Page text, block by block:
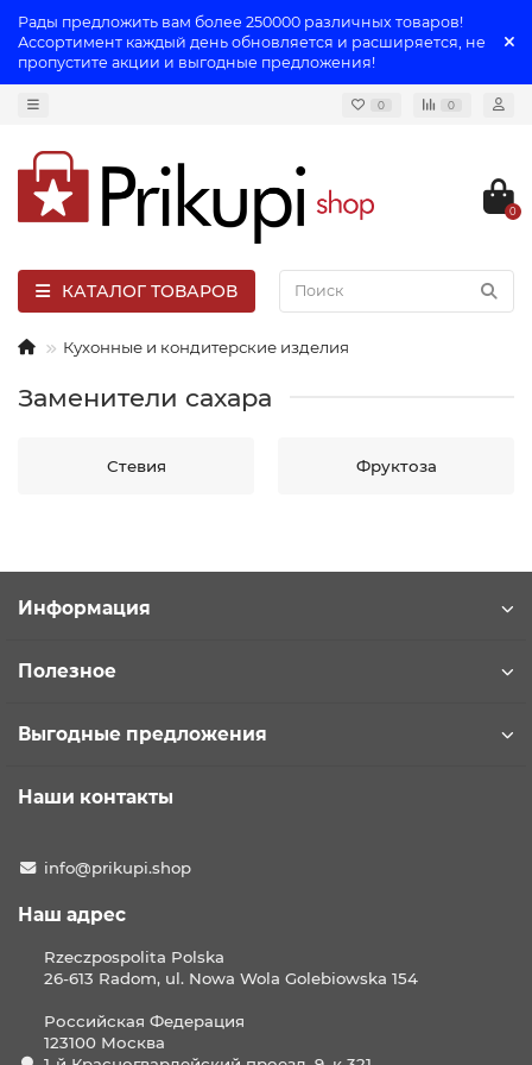
Рады предложить вам более 250000 различных товаров!
Ассортимент каждый день обновляется и расширяется, не
пропустите акции и выгодные предложения!
0 0
0
КАТАЛОГ ТОВАРОВ
Кухонные и кондитерские изделия
Заменители сахара
Стевия Фруктоза
Информация
Полезное
Выгодные предложения
Наши контакты
info@prikupi.shop
Наш адрес
Rzeczpospolita Polska
26-613 Radom, ul. Nowa Wola Golebiowska 154
Российская Федерация
123100 Москва